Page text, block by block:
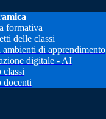
formativa
delle classi
di apprendimento
digitale - AI
classi
docenti